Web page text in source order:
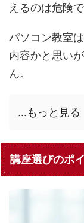
えるのは危険で
パソコン教室
内容かと思い
ん。
...もっと見る
講座選びのポ